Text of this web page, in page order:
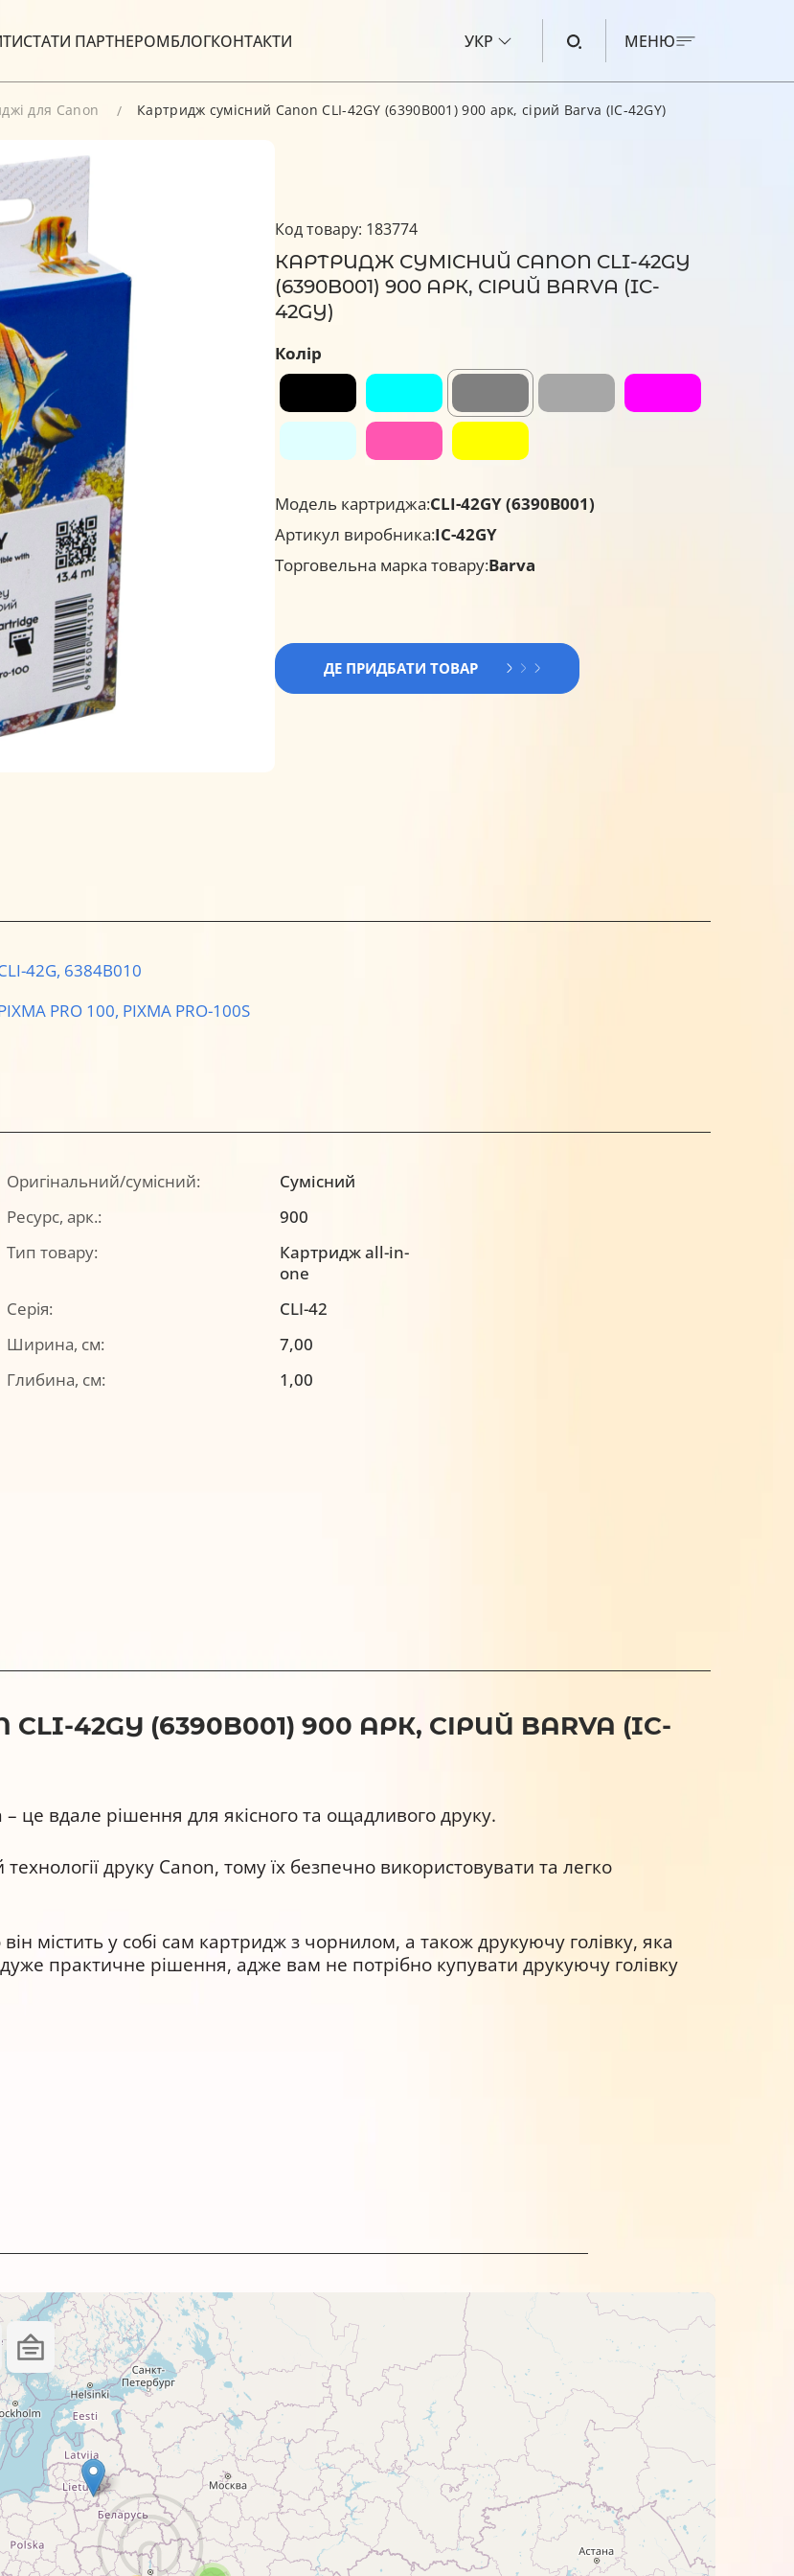
СТАТИ ПАРТНЕРОМБЛОГКОНТАКТИ УКР МЕНЮ
ЧОРНИЛО ДЛЯ BROTHER
РІДИНА ДЛЯ ОЧИЩЕННЯ
для Canon Картридж сумісний Canon CLI-42GY (6390B001) 900 арк, сірий Barva (IC-42GY)
Код товару: 183774
КАРТРИДЖ СУМІСНИЙ CANON CLI-42GY
(6390B001) 900 АРК, СІРИЙ BARVA (IC-
42GY)
Колір
Модель картриджа:CLI-42GY (6390B001)
Артикул виробника:IC-42GY
Торговельна марка товару:Barva
ДЕ ПРИДБАТИ ТОВАР
42G, 6384B010
PRO 100, PIXMA PRO-100S
Оригінальний/сумісний:
Сумісний
Ресурс, арк.:
900
Тип товару:
Картридж all-in-
one
Серія:
CLI-42
Ширина, см:
7,00
Глибина, см:
1,00
42GY (6390B001) 900 АРК, СІРИЙ BARVA (IC-
– це вдале рішення для якісного та ощадливого друку.
друку Canon, тому їх безпечно використовувати та легко
містить у собі сам картридж з чорнилом, а також друкуючу голівку, яка
практичне рішення, адже вам не потрібно купувати друкуючу голівку
саме з вашим друкуючим пристроєм Canon та звертайте увагу на колір.
з